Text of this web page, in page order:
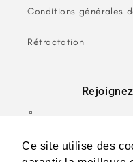
Ce site utilise des
Conditions générales
Rétractation